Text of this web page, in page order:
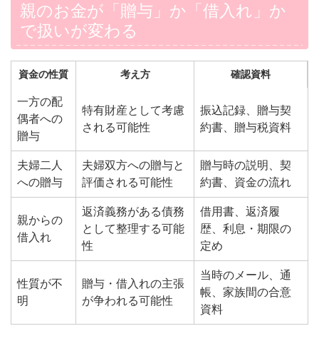
親のお金が「贈与」か「借入れ」か
で扱いが変わる
資金の性質 考え方 確認資料
一方の配
偶者への
贈与
特有財産として考慮
される可能性
振込記録、贈与契
約書、贈与税資料
夫婦二人
への贈与
夫婦双方への贈与と
評価される可能性
贈与時の説明、契
約書、資金の流れ
親からの
借入れ
返済義務がある債務
として整理する可能
性
借用書、返済履
歴、利息・期限の
定め
性質が不
明
贈与・借入れの主張
が争われる可能性
当時のメール、通
帳、家族間の合意
資料